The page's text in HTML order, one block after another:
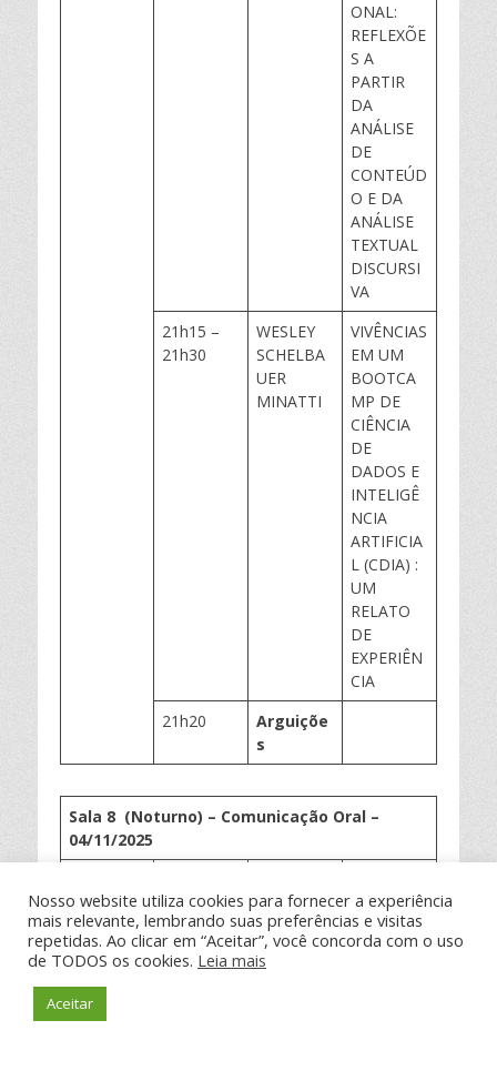
ONAL:
REFLEXÕE
S A
PARTIR
DA
ANÁLISE
DE
CONTEÚD
O E DA
ANÁLISE
TEXTUAL
DISCURSI
VA
21h15 –
21h30
WESLEY
SCHELBA
UER
MINATTI
VIVÊNCIAS
EM UM
BOOTCA
MP DE
CIÊNCIA
DE
DADOS E
INTELIGÊ
NCIA
ARTIFICIA
L (CDIA) :
UM
RELATO
DE
EXPERIÊN
CIA
21h20
Arguiçõe
s
Sala 8 (Noturno) – Comunicação Oral –
04/11/2025
ador(es)
Trabalho
Sala
Uniuv31 4
19h15 –
19h30
KETHLYN
SCHAFAC
CARACTE
Nosso website utiliza cookies para fornecer a experiência
mais relevante, lembrando suas preferências e visitas
repetidas. Ao clicar em “Aceitar”, você concorda com o uso
de TODOS os cookies. Leia mais
Aceitar